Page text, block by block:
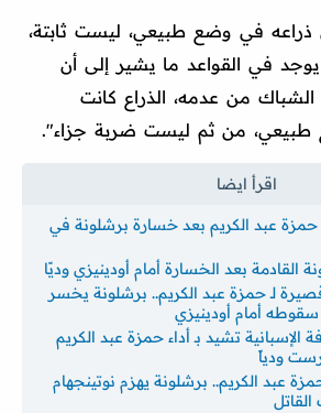
ذراعه في وضع طبيعي، ليست ثابتة،
في القواعد ما يشير إلى أن
من عدمه، الذراع كانت
من ثم ليست ضربة جزاء".
حمزة عبد الكريم بعد خسارة برشلونة في
القادمة بعد الخسارة أمام أودينيزي وديًا
لـ حمزة عبد الكريم.. برشلونة يخسر
أمام أودينيزي
الإسبانية تشيد بـ أداء حمزة عبد الكريم
ودياً
عبد الكريم.. برشلونة يهزم نوتينجهام